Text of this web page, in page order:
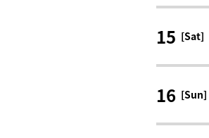
15 [Sat]
16 [Sun]